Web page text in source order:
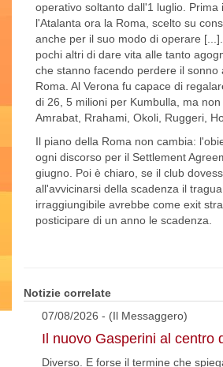
operativo soltanto dall'1 luglio. Prima
l'Atalanta ora la Roma, scelto su
anche per il suo modo di operare
pochi altri di dare vita alle tanto
che stanno facendo perdere il sonno
Roma. Al Verona fu capace di
di 26, 5 milioni per Kumbulla, ma
Amrabat, Rrahami, Okoli, Ruggeri,
Il piano della Roma non cambia:
ogni discorso per il Settlement
giugno. Poi è chiaro, se il club
all'avvicinarsi della scadenza il
irraggiungibile avrebbe come exit
posticipare di un anno le scadenza.
Notizie correlate
07/08/2026 - (Il Messaggero)
Il nuovo Gasperini al centro
Diverso. E forse il termine che